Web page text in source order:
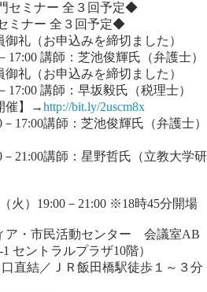
セミナー 全３回予定◆
ミナー 全３回予定◆
礼（お申込みを締切ました）
17:00 講師：芝池俊輝氏（弁護士）
礼（お申込みを締切ました）
17:00 講師：早坂毅氏（税理士）
催】→http://bit.ly/2uscm8x
17:00講師：芝池俊輝氏（弁護士）
21:00講師：星野哲氏（立教大学研
）19:00－21:00 ※18時45分開場
・市民活動センター 会議室AB
セントラルプラザ10階）
直結／ＪＲ飯田橋駅徒歩１～３分